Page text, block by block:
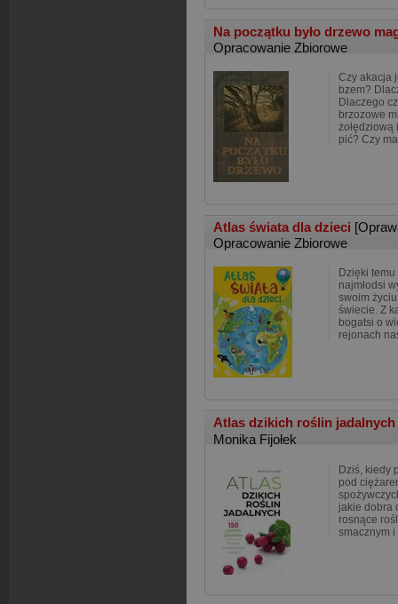
Na początku było drzewo
Opracowanie Zbiorowe
Czy akacja
bzem?
Dlaczego
brzozowe
pić? Czy
Atlas świata dla dzieci
Opracowanie Zbiorowe
Dzięki
najmłodsi
swoim
świecie. Z
bogatsi o
rejonach
Atlas dzikich roślin
Monika Fijołek
Dziś, kiedy
pod
jakie dobra
rosnące
smacznym i